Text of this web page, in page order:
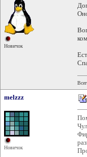
Новичок
melzzz
Новичок